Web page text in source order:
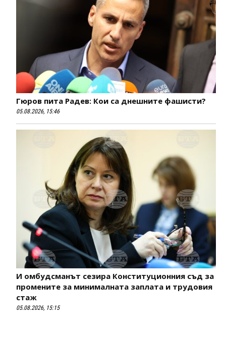
Гюров пита Радев: Кои са днешните фашисти?
05.08.2026, 15:46
И омбудсманът сезира Конституционния съд за
промените за минималната заплата и трудовия
стаж
05.08.2026, 15:15